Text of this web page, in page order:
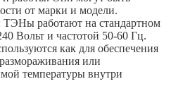
от марки и модели.
ТЭНы работают на стандартном
Вольт и частотой 50-60 Гц.
как для обеспечения
или
температуры внутри